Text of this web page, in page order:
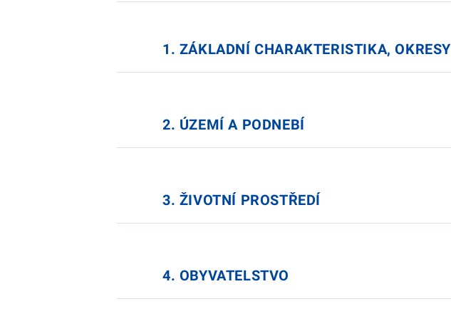
1. ZÁKLADNÍ CHARAKTERISTIKA, OKRESY
2. ÚZEMÍ A PODNEBÍ
3. ŽIVOTNÍ PROSTŘEDÍ
4. OBYVATELSTVO